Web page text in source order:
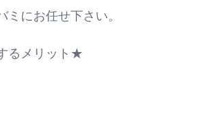
にお任せ下さい。
るメリット★